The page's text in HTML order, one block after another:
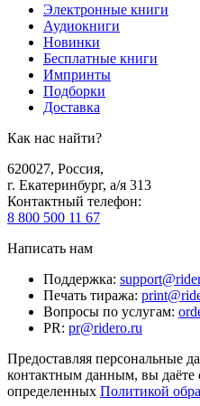
Электронные книги
Аудиокниги
Новинки
Бесплатные книги
Импринты
Подборки
Доставка
Как нас найти?
620027, Россия,
г. Екатеринбург, а/я 313
Контактный телефон:
8 800 500 11 67
Написать нам
Поддержка:
Печать тиража:
Вопросы по услугам:
PR: pr@ridero.ru
Предоставляя персональные
контактным данным, вы даёте
определенных Политикой